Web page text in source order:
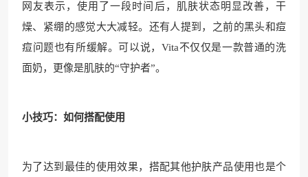
网友表示，使用了一段时间后，肌肤状态明显改善，干
燥、紧绷的感觉大大减轻。还有人提到，之前的黑头和痘
痘问题也有所缓解。可以说，Vita不仅仅是一款普通的洗
面奶，更像是肌肤的“守护者”。
小技巧：如何搭配使用
为了达到最佳的使用效果，搭配其他护肤产品使用也是个